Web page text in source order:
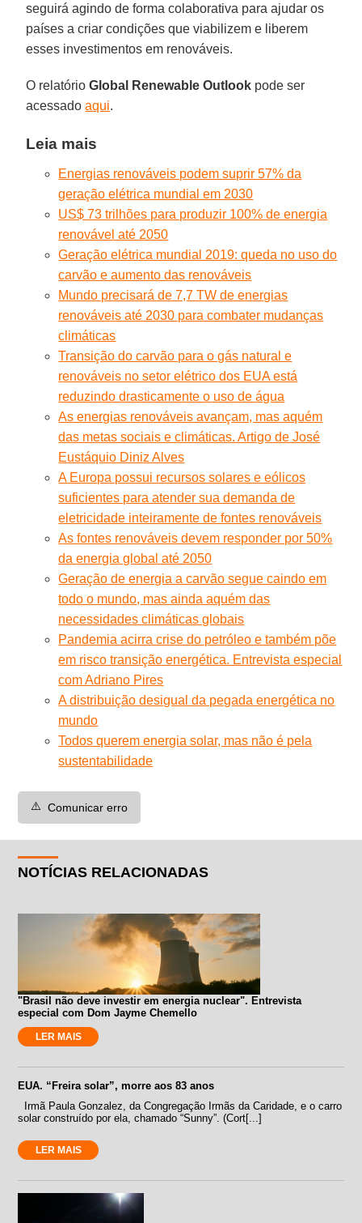
seguirá agindo de forma colaborativa para ajudar os
países a criar condições que viabilizem e liberem
esses investimentos em renováveis.
O relatórioGlobal Renewable Outlook pode ser
acessadoaqui.
Leia mais
Energias renováveis podem suprir 57% da
geração elétrica mundial em 2030
US$ 73 trilhões para produzir 100% de energia
renovável até 2050
Geração elétrica mundial 2019: queda no uso do
carvão e aumento das renováveis
Mundo precisará de 7,7 TW de energias
renováveis até 2030 para combater mudanças
climáticas
Transição do carvão para o gás natural e
renováveis no setor elétrico dos EUA está
reduzindo drasticamente o uso de água
As energias renováveis avançam, mas aquém
das metas sociais e climáticas. Artigo de José
Eustáquio Diniz Alves
A Europa possui recursos solares e eólicos
suficientes para atender sua demanda de
eletricidade inteiramente de fontes renováveis
As fontes renováveis devem responder por 50%
da energia global até 2050
Geração de energia a carvão segue caindo em
todo o mundo, mas ainda aquém das
necessidades climáticas globais
Pandemia acirra crise do petróleo e também põe
em risco transição energética. Entrevista especial
com Adriano Pires
A distribuição desigual da pegada energética no
mundo
Todos querem energia solar, mas não é pela
sustentabilidade
⚠️ Comunicar erro
NOTÍCIAS RELACIONADAS
"Brasil não deve investir em energia nuclear". Entrevista
especial com Dom Jayme Chemello
LER MAIS
EUA. “Freira solar”, morre aos 83 anos
Irmã Paula Gonzalez, da Congregação Irmãs da Caridade, e o carro
solar construído por ela, chamado “Sunny”. (Cort[...]
LER MAIS